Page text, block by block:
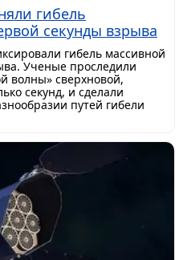
гибель
секунды взрыва
гибель массивной
Ученые проследили
волны» сверхновой,
секунд, и сделали
путей гибели